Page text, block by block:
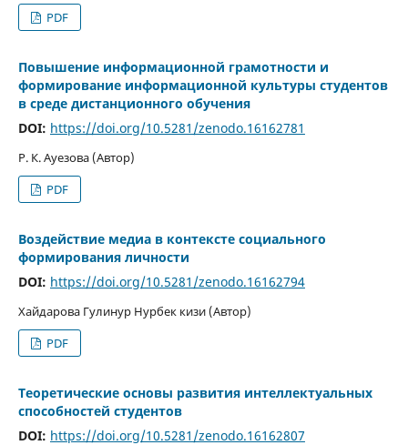
PDF
Повышение информационной грамотности и
формирование информационной культуры студентов
в среде дистанционного обучения
DOI: https://doi.org/10.5281/zenodo.16162781
Р. К. Ауезова (Автор)
PDF
Воздействие медиа в контексте социального
формирования личности
DOI: https://doi.org/10.5281/zenodo.16162794
Хайдарова Гулинур Нурбек кизи (Автор)
PDF
Теоретические основы развития интеллектуальных
способностей студентов
DOI: https://doi.org/10.5281/zenodo.16162807